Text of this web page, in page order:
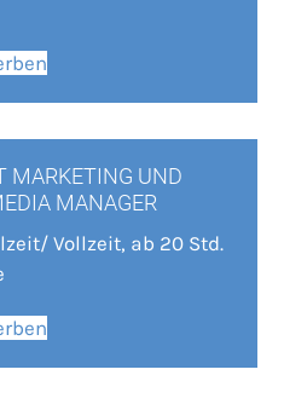
MARKETING UND
MANAGER
Vollzeit, ab 20 Std.